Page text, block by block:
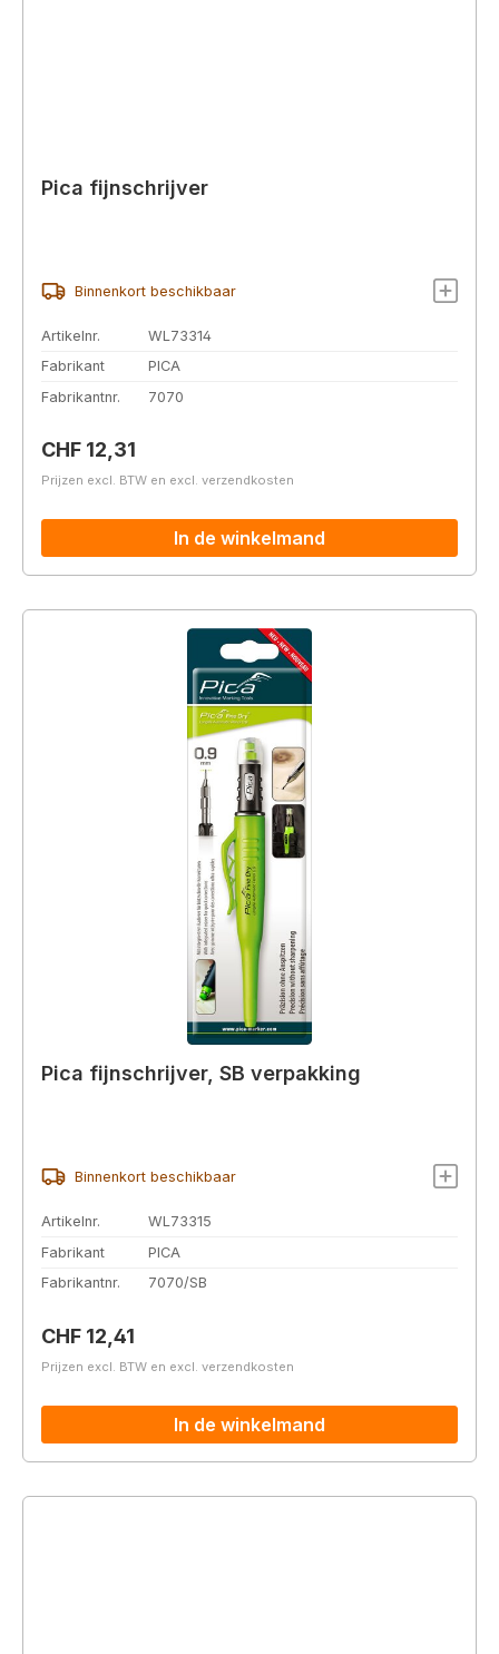
Pica fijnschrijver
Binnenkort beschikbaar
Artikelnr.
WL73314
Fabrikant
PICA
Fabrikantnr.
7070
Normale prijs:
CHF 12,31
Prijzen excl. BTW en excl. verzendkosten
In de winkelmand
Pica fijnschrijver, SB verpakking
Binnenkort beschikbaar
Artikelnr.
WL73315
Fabrikant
PICA
Fabrikantnr.
7070/SB
Normale prijs:
CHF 12,41
Prijzen excl. BTW en excl. verzendkosten
In de winkelmand